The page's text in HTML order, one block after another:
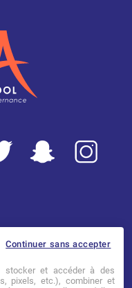
CGI
Continuer sans accepter
stocker et accéder à des
pixels, etc.), combiner et